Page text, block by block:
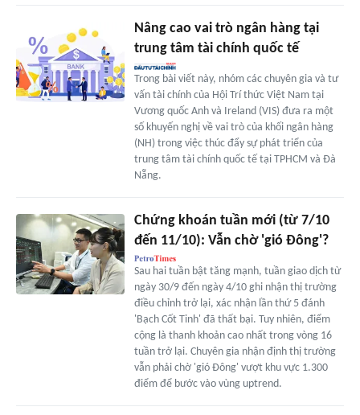
Nâng cao vai trò ngân hàng tại
trung tâm tài chính quốc tế
Trong bài viết này, nhóm các chuyên gia và tư
vấn tài chính của Hội Trí thức Việt Nam tại
Vương quốc Anh và Ireland (VIS) đưa ra một
số khuyến nghị về vai trò của khối ngân hàng
(NH) trong việc thúc đẩy sự phát triển của
trung tâm tài chính quốc tế tại TPHCM và Đà
Nẵng.
Chứng khoán tuần mới (từ 7/10
đến 11/10): Vẫn chờ 'gió Đông'?
Sau hai tuần bật tăng mạnh, tuần giao dịch từ
ngày 30/9 đến ngày 4/10 ghi nhận thị trường
điều chỉnh trở lại, xác nhận lần thứ 5 đánh
'Bạch Cốt Tinh' đã thất bại. Tuy nhiên, điểm
cộng là thanh khoản cao nhất trong vòng 16
tuần trở lại. Chuyên gia nhận định thị trường
vẫn phải chờ 'gió Đông' vượt khu vực 1.300
điểm để bước vào vùng uptrend.